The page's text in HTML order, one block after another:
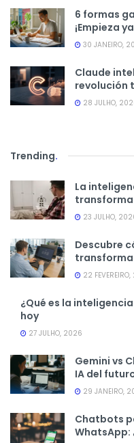
6 formas
¡Empieza
30 JANEIRO,
Claude
revolución
28 JULHO,
Trending.
La
23 JULHO,
Descubre
22
¿Qué es la
hoy
27 JULHO, 2026
Gemini vs
IA del
29 JANEIRO,
Chatbots
WhatsApp: